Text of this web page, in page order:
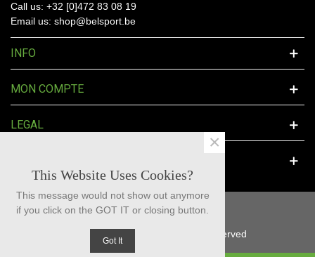
Call us: +32 [0]472 83 08 19
Email us: shop@belsport.be
INFO
MON COMPTE
LEGAL
© 2025 BelSport™ - All Rights Reserved
This Website Uses Cookies?
This message would not show out anymore
if you click on the GOT IT or closing button.
Got It
×